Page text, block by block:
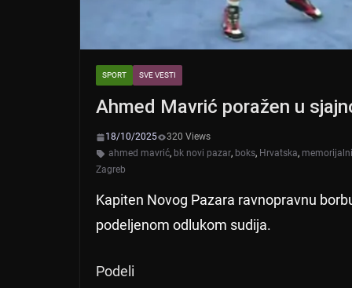
SPORT SVE VESTI
Ahmed Mavrić poražen u
18/10/2025
320 Views
ahmed mavrić, bk novi pazar, boks, Hrvatska,
Zagreb
Kapiten Novog Pazara ravnopravnu
podeljenom odlukom sudija.
Podeli